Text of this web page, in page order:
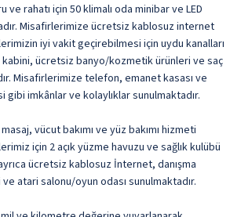
rahatı için 50 klimalı oda minibar ve LED
Misafirlerimize ücretsiz kablosuz internet
iyi vakit geçirebilmesi için uydu kanalları
kabini, ücretsiz banyo/kozmetik ürünleri ve saç
Misafirlerimize telefon, emanet kasası ve
imkânlar ve kolaylıklar sunulmaktadır.
vücut bakımı ve yüz bakımı hizmeti
için 2 açık yüzme havuzu ve sağlık kulübü
ücretsiz kablosuz İnternet, danışma
atari salonu/oyun odası sunulmaktadır.